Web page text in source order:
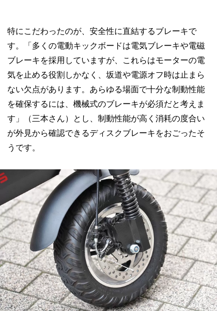
特にこだわったのが、安全性に直結するブレーキで
す。「多くの電動キックボードは電気ブレーキや電磁
ブレーキを採用していますが、これらはモーターの電
気を止める役割しかなく、坂道や電源オフ時は止まら
ない欠点があります。あらゆる場面で十分な制動性能
を確保するには、機械式のブレーキが必須だと考えま
す」（三本さん）とし、制動性能が高く消耗の度合い
が外見から確認できるディスクブレーキをおごったそ
うです。